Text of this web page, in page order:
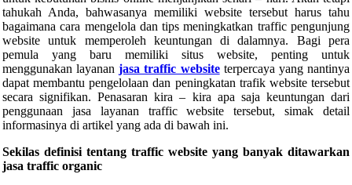
tahukah Anda, bahwasanya memiliki website tersebut harus tahu
bagaimana cara mengelola dan tips meningkatkan traffic pengunjung
website untuk memperoleh keuntungan di dalamnya. Bagi pera
pemula yang baru memiliki situs website, penting untuk
menggunakan layananjasa traffic websiteterpercaya yang nantinya
dapat membantu pengelolaan dan peningkatan trafik website tersebut
secara signifikan. Penasaran kira – kira apa saja keuntungan dari
penggunaan jasa layanan traffic website tersebut, simak detail
informasinya di artikel yang ada di bawah ini.
Sekilas definisi tentang traffic website yang banyak ditawarkan
jasa traffic organic